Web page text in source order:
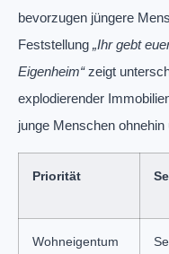
bevorzugen jüngere
Feststellung „Ihr gebt
Eigenheim“zeigt
explodierender
junge Menschen ohnehin
Priorität
Wohneigentum